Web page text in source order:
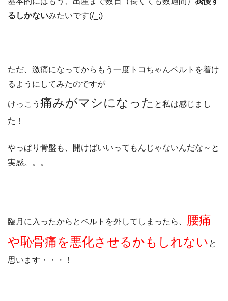
るしかないみたいです(/_;)
ただ、激痛になってからもう一度トコちゃんベルトを着け
るようにしてみたのですが
けっこう 痛みがマシになった と私は感じまし
た！
やっぱり骨盤も、開けばいいってもんじゃないんだな～と
実感。。。
臨月に入ったからとベルトを外してしまったら、
腰痛
や恥骨痛を悪化させるかもしれない と
思います・・・！